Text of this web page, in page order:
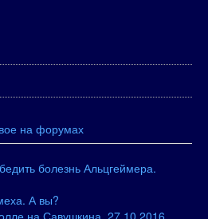
на форумах
болезнь Альцгеймера.
А вы?
на Савушкина. 27.10.2016.